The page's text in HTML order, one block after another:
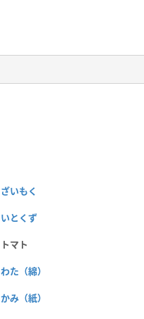
ざいもく
いとくず
トマト
わた（綿）
かみ（紙）